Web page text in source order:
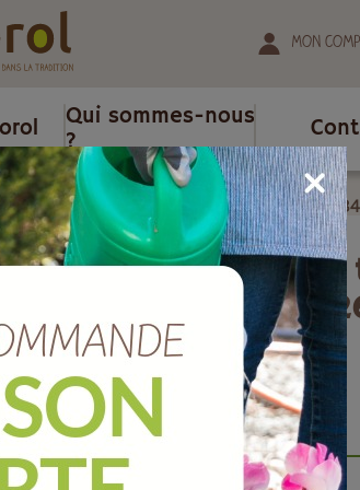
Mon
Qui sommes-nous
?
puisage 1/4 tour entrée 20x27 / sortie
de puisage 1/4
entrée 20x27 / sortie
A2405334
Marque : BOUTTE
Quantité :